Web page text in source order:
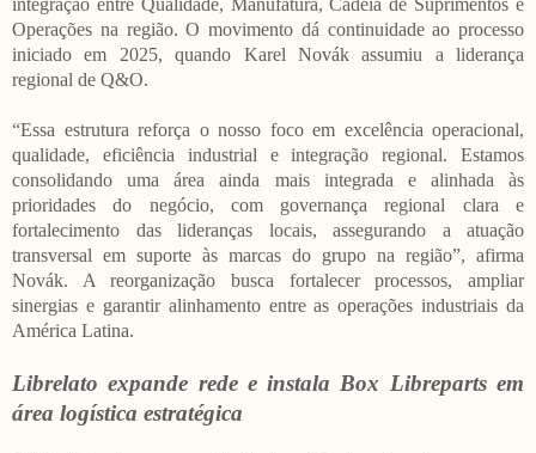
integração entre Qualidade, Manufatura, Cadeia de Suprimentos e
Operações na região. O movimento dá continuidade ao processo
iniciado em 2025, quando Karel Novák assumiu a liderança
regional de Q&O.
“Essa estrutura reforça o nosso foco em excelência operacional,
qualidade, eficiência industrial e integração regional. Estamos
consolidando uma área ainda mais integrada e alinhada às
prioridades do negócio, com governança regional clara e
fortalecimento das lideranças locais, assegurando a atuação
transversal em suporte às marcas do grupo na região”, afirma
Novák. A reorganização busca fortalecer processos, ampliar
sinergias e garantir alinhamento entre as operações industriais da
América Latina.
Librelato expande rede e instala Box Libreparts em
área logística estratégica